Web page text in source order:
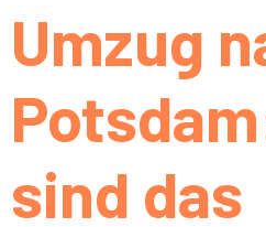
Umzug
sind das